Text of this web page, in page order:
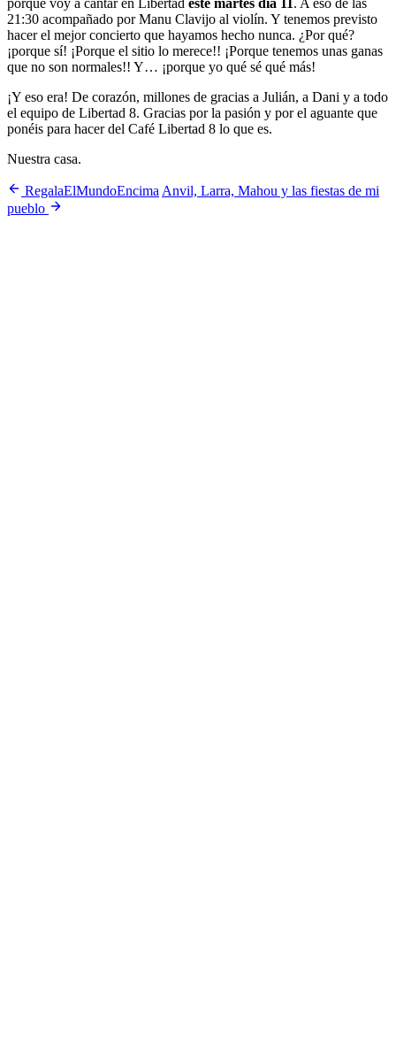
porque voy a cantar en Libertad este martes día 11. A eso de las
21:30 acompañado por Manu Clavijo al violín. Y tenemos previsto
hacer el mejor concierto que hayamos hecho nunca. ¿Por qué?
¡porque sí! ¡Porque el sitio lo merece!! ¡Porque tenemos unas ganas
que no son normales!! Y… ¡porque yo qué sé qué más!
¡Y eso era! De corazón, millones de gracias a Julián, a Dani y a todo
el equipo de Libertad 8. Gracias por la pasión y por el aguante que
ponéis para hacer del Café Libertad 8 lo que es.
Nuestra casa.
RegalaElMundoEncima Anvil, Larra, Mahou y las fiestas de mi
pueblo